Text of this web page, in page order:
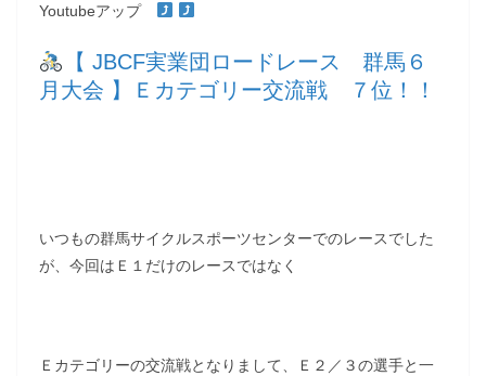
Youtubeアップ
【 JBCF実業団ロードレース 群馬６
月大会 】Ｅカテゴリー交流戦 ７位！！
いつもの群馬サイクルスポーツセンターでのレースでした
が、今回はＥ１だけのレースではなく
Ｅカテゴリーの交流戦となりまして、Ｅ２／３の選手と一